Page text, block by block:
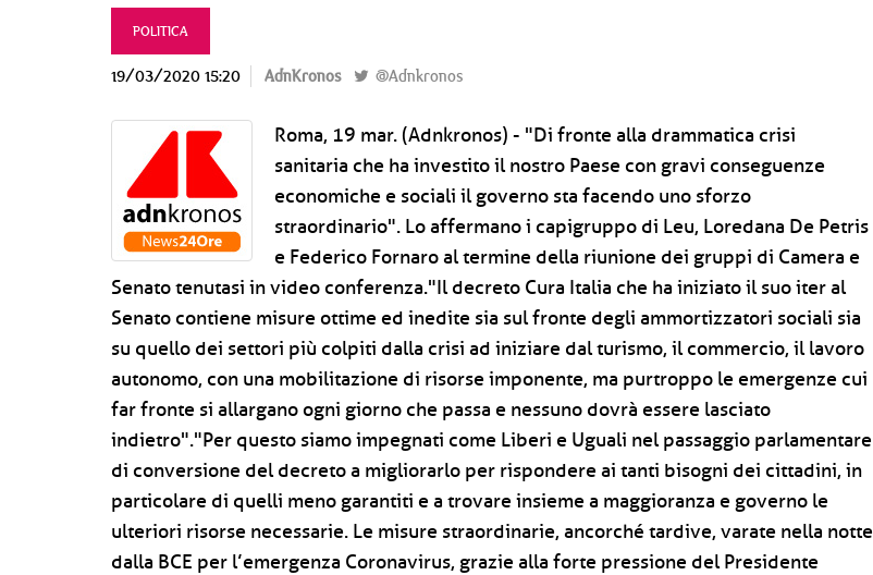
POLITICA
19/03/2020 15:20 AdnKronos @Adnkronos
Roma, 19 mar. (Adnkronos) - "Di fronte alla drammatica crisi
sanitaria che ha investito il nostro Paese con gravi conseguenze
economiche e sociali il governo sta facendo uno sforzo
straordinario". Lo affermano i capigruppo di Leu, Loredana De Petris
e Federico Fornaro al termine della riunione dei gruppi di Camera e
Senato tenutasi in video conferenza."Il decreto Cura Italia che ha iniziato il suo iter al
Senato contiene misure ottime ed inedite sia sul fronte degli ammortizzatori sociali sia
su quello dei settori più colpiti dalla crisi ad iniziare dal turismo, il commercio, il lavoro
autonomo, con una mobilitazione di risorse imponente, ma purtroppo le emergenze cui
far fronte si allargano ogni giorno che passa e nessuno dovrà essere lasciato
indietro"."Per questo siamo impegnati come Liberi e Uguali nel passaggio parlamentare
di conversione del decreto a migliorarlo per rispondere ai tanti bisogni dei cittadini, in
particolare di quelli meno garantiti e a trovare insieme a maggioranza e governo le
ulteriori risorse necessarie. Le misure straordinarie, ancorché tardive, varate nella notte
dalla BCE per l’emergenza Coronavirus, grazie alla forte pressione del Presidente